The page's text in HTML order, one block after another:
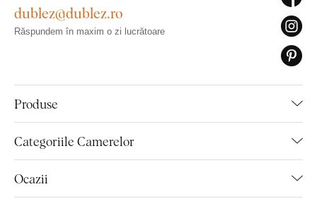
Produse
Categoriile Camerelor
Ocazii
dublez@dublez.ro
Răspundem în maxim o zi lucrătoare